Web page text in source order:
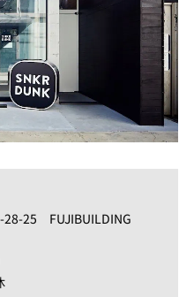
28-25 FUJIBUILDING